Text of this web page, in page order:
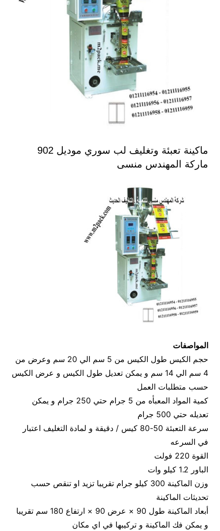
ماكينة تعبئة وتغليف لب سوري موديل 902
ماركة المهندس منسى
المواصفات
حجم الكيس طول الكيس من 5 سم الي 20 سم وعرض من
4 سم الي 14 سم و يمكن تعديل طول الكيس و عرض الكيس
حسب متطلبات العمل
كمية المواد المعبأه من 5 جرام حتي 250 جرام و يمكن
تعديله حتي 500 جرام
سرعة التعبئة 50-80 كيس / دقيقة و لمادة التغليف اعتبار
في السرعه
القوة 220 فولت
الباور 1.2 كيلو وات
وزن الماكينة 300 كيلو جرام تقريبا تزيد او تنقص حسب
تحديثات الماكينة
أبعاد الماكينة طول 90 × عرض 90 × ارتفاع 180 سم تقريبا
و يمكن فك الماكينة و تركيبها في اي مكان